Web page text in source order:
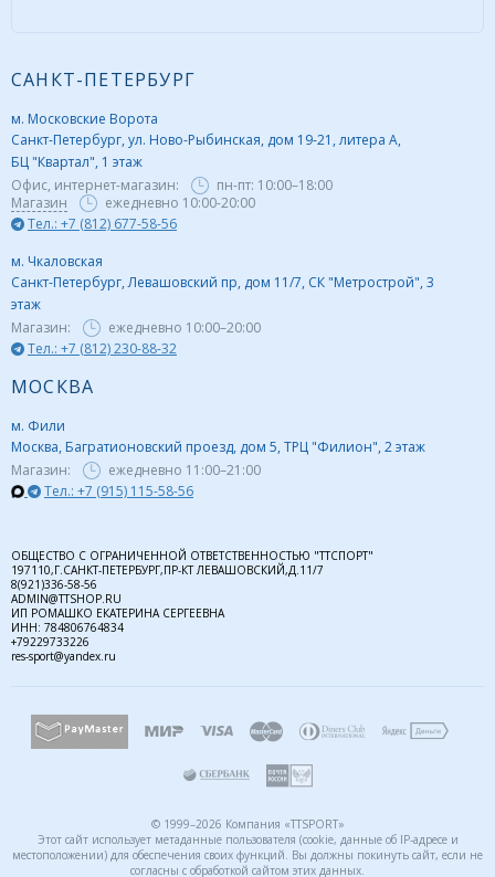
САНКТ-ПЕТЕРБУРГ
м. Московские Ворота
Санкт-Петербург, ул. Ново-Рыбинская, дом 19-21, литера А,
БЦ "Квартал", 1 этаж
Офис, интернет-магазин:
пн-пт: 10:00–18:00
Магазин
ежедневно 10:00-20:00
Тел.: +7 (812) 677-58-56
м. Чкаловская
Санкт-Петербург, Левашовский пр, дом 11/7, СК "Метрострой", 3
этаж
Магазин:
ежедневно 10:00–20:00
Тел.: +7 (812) 230-88-32
МОСКВА
м. Фили
Москва, Багратионовский проезд, дом 5, ТРЦ "Филион", 2 этаж
Магазин:
ежедневно 11:00–21:00
Тел.: +7 (915) 115-58-56
ОБЩЕСТВО С ОГРАНИЧЕННОЙ ОТВЕТСТВЕННОСТЬЮ "ТТСПОРТ"
197110,Г.САНКТ-ПЕТЕРБУРГ,ПР-КТ ЛЕВАШОВСКИЙ,Д.11/7
8(921)336-58-56
ADMIN@TTSHOP.RU
ИП РОМАШКО ЕКАТЕРИНА СЕРГЕЕВНА
ИНН: 784806764834
+79229733226
res-sport@yandex.ru
© 1999–2026 Компания «TTSPORT»
Этот сайт использует метаданные пользователя (cookie, данные об IP-адресе и
местоположении) для обеспечения своих функций. Вы должны покинуть сайт, если не
согласны с обработкой сайтом этих данных.